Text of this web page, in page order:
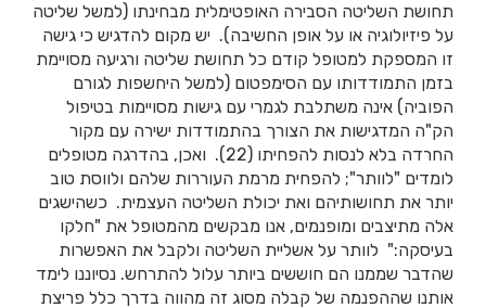
תחושת השליטה הסבירה האופטימלית מבחינתו (למשל שליטה
על פיזיולוגיה או על אופן החשיבה). יש מקום להדגיש כי גישה
זו המספקת למטופל קודם כל תחושת שליטה ורגיעה מסויימת
בזמן התמודדותו עם הסימפטום (למשל היחשפות לגורם
הפוביה) אינה משתלבת לגמרי עם גישות מסויימות בטיפול
הק"ה המדגישות את הצורך בהתמודדות ישירה עם מקור
החרדה בלא לנסות להפחיתו (22). ואכן, בהדרגה מטופלים
לומדים "לוותר"; להפחית מרמת העוררות שלהם ולווסת טוב
יותר את תחושותיהם ואת יכולת השליטה העצמית. כשהישגים
אלה מתיצבים ומופנמים, אנו מבקשים מהמטופל את "חלקו
בעיסקה:" לוותר על אשליית השליטה ולקבל את האפשרות
שהדבר שממנו הם חוששים ביותר עלול להתרחש. נסיוננו לימד
אותנו שההפנמה של קבלה מסוג זה מהווה בדרך כלל פריצת